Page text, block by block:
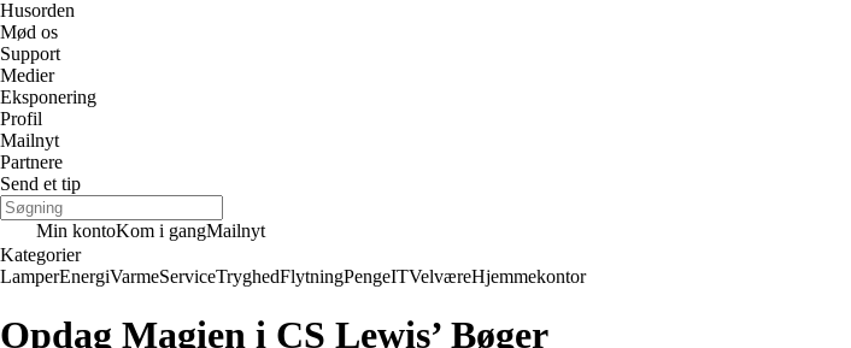
Husorden
Mød os
Support
Medier
Eksponering
Profil
Mailnyt
Partnere
Send et tip
Min kontoKom i gangMailnyt
Kategorier
LamperEnergiVarmeServiceTryghedFlytningPengeITVelværeHjemmekontor
Opdag Magien i CS Lewis’ Bøger